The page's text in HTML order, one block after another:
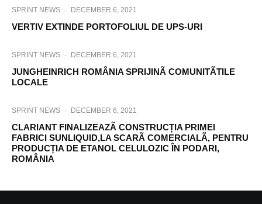
SPRINT NEWS · DECEMBER 6, 2021
VERTIV EXTINDE PORTOFOLIUL DE UPS-URI
SPRINT NEWS · DECEMBER 6, 2021
JUNGHEINRICH ROMÂNIA SPRIJINÃ COMUNITÃTILE
LOCALE
SPRINT NEWS · DECEMBER 6, 2021
CLARIANT FINALIZEAZÃ CONSTRUCȚIA PRIMEI
FABRICI SUNLIQUID,LA SCARÃ COMERCIALÃ, PENTRU
PRODUCȚIA DE ETANOL CELULOZIC ÎN PODARI,
ROMÂNIA